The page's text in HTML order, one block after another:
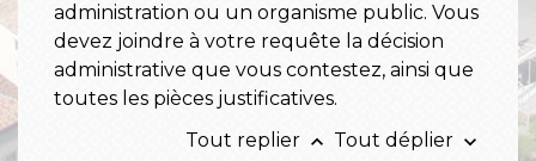
administration ou un organisme public. Vous
devez joindre à votre requête la décision
administrative que vous contestez, ainsi que
toutes les pièces justificatives.
Tout replier keyboard_arrow_up Tout déplier keyboard_arrow_down